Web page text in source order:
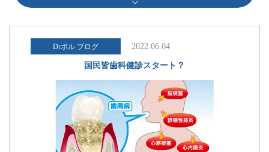
Drポル ブログ 2022.06.04
国民皆歯科健診スタート？